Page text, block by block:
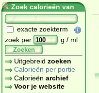
Zoek calorieën van
exacte zoekterm
zoek per
g / ml
Zoeken
Uitgebreid zoeken
Calorieën per portie
Calorieën archief
Voor je website